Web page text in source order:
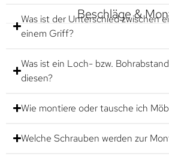
Beschläge &
Was ist der Unterschied zwischen
einem Griff?
Was ist ein Loch- bzw.
diesen?
Wie montiere oder tausche ich
Welche Schrauben werden zur